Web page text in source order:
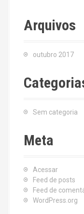
Arquivos
outubro 2017
Sem categoria
Meta
Acessar
Feed de posts
Feed de
WordPress.org